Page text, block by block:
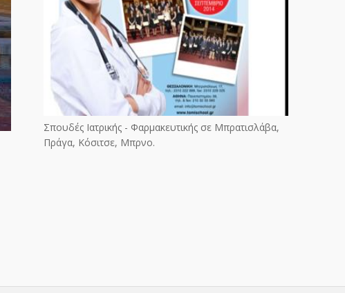
Σπουδές Ιατρικής - Φαρμακευτικής σε Μπρατισλάβα,
Πράγα, Κόσιτσε, Μπρνο.